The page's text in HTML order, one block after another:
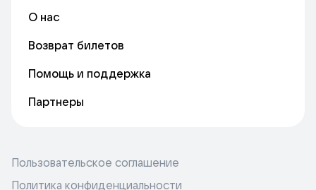
О нас
Возврат билетов
Помощь и поддержка
Партнеры
Пользовательское соглашение
Политика конфиденциальности